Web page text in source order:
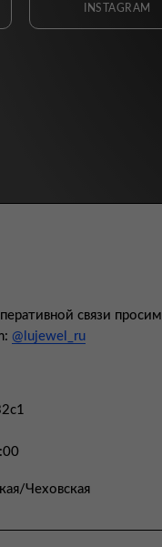
INSTAGRAM
связи просим
@lujewel_ru
Чеховская